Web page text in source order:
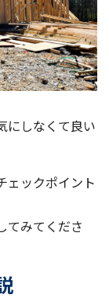
にしなくて良い
ェックポイント
てみてくださ